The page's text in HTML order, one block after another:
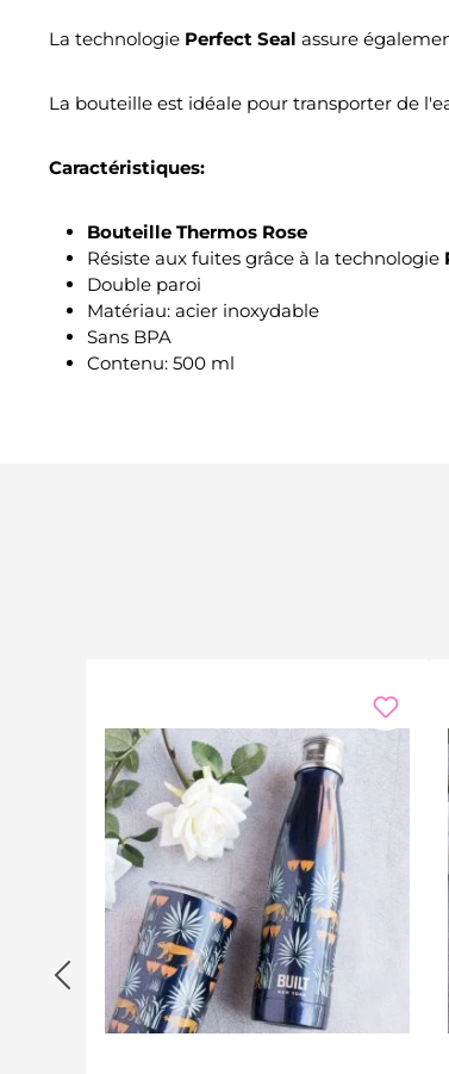
La technologie Perfect Seal assure
La bouteille est idéale pour transporter de
Caractéristiques:
Bouteille Thermos Rose
Résiste aux fuites grâce à la technologie
Double paroi
Matériau: acier inoxydable
Sans BPA
Contenu: 500 ml